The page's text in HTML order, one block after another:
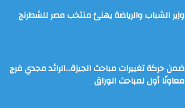
وزير الشباب والرياضة يهنئ منتخب مصر للشطرنج
ضمن حركة تغييرات مباحث الجيزة…الرائد مجدي فرج
معاونًا أول لمباحث الوراق